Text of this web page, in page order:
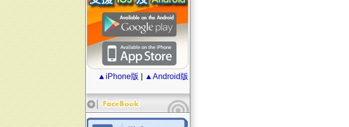
▲iPhone版 ▲Android版